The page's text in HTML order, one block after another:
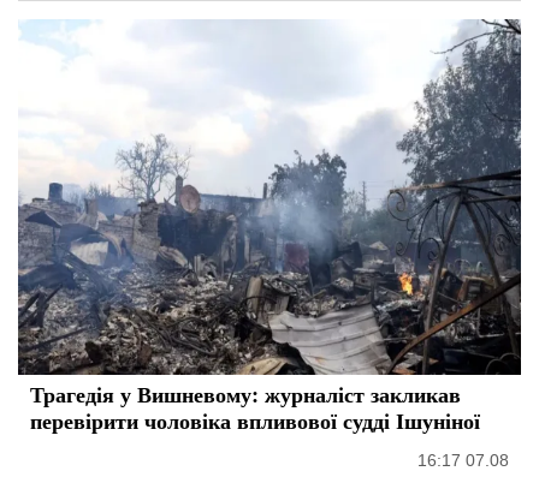
Трагедія у Вишневому: журналіст закликав
перевірити чоловіка впливової судді Ішуніної
16:17 07.08